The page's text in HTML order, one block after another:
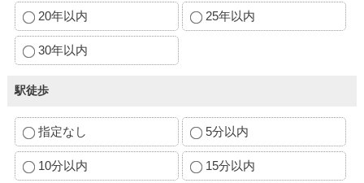
20年以内 25年以内
30年以内
駅徒歩
指定なし 5分以内
10分以内 15分以内